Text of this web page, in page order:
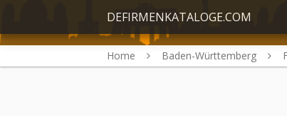
DEFIRMENKATALOGE.COM
Home Baden-Württemberg